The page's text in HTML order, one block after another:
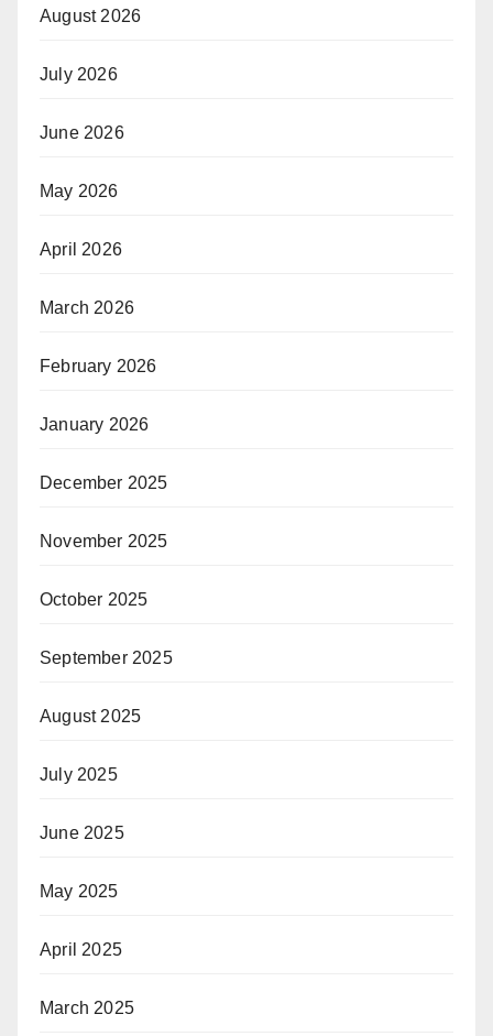
August 2026
July 2026
June 2026
May 2026
April 2026
March 2026
February 2026
January 2026
December 2025
November 2025
October 2025
September 2025
August 2025
July 2025
June 2025
May 2025
April 2025
March 2025